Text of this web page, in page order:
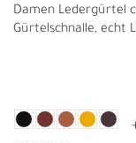
Damen Ledergürtel
Gürtelschnalle, echt